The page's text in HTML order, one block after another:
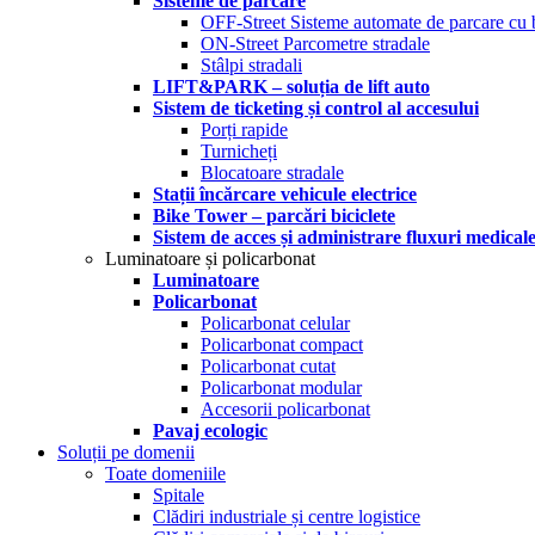
OFF-Street Sisteme automate de parcare cu
ON-Street Parcometre stradale
Stâlpi stradali
LIFT&PARK – soluția de lift auto
Sistem de ticketing și control al accesului
Porți rapide
Turnicheți
Blocatoare stradale
Stații încărcare vehicule electrice
Bike Tower – parcări biciclete
Sistem de acces și administrare fluxuri medicale
Luminatoare și policarbonat
Luminatoare
Policarbonat
Policarbonat celular
Policarbonat compact
Policarbonat cutat
Policarbonat modular
Accesorii policarbonat
Pavaj ecologic
Soluții pe domenii
Toate domeniile
Spitale
Clădiri industriale și centre logistice